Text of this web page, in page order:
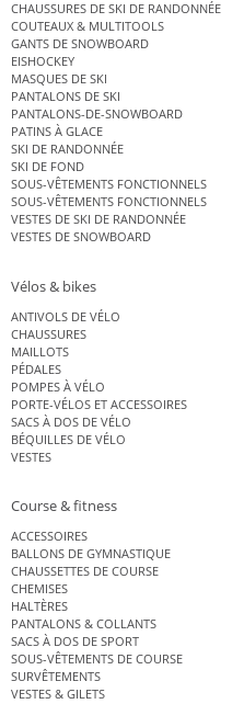
CHAUSSURES DE SKI DE RANDONNÉE
COUTEAUX & MULTITOOLS
GANTS DE SNOWBOARD
EISHOCKEY
MASQUES DE SKI
PANTALONS DE SKI
PANTALONS-DE-SNOWBOARD
PATINS À GLACE
SKI DE RANDONNÉE
SKI DE FOND
SOUS-VÊTEMENTS FONCTIONNELS
SOUS-VÊTEMENTS FONCTIONNELS
VESTES DE SKI DE RANDONNÉE
VESTES DE SNOWBOARD
Vélos & bikes
ANTIVOLS DE VÉLO
CHAUSSURES
MAILLOTS
PÉDALES
POMPES À VÉLO
PORTE-VÉLOS ET ACCESSOIRES
SACS À DOS DE VÉLO
BÉQUILLES DE VÉLO
VESTES
Course & fitness
ACCESSOIRES
BALLONS DE GYMNASTIQUE
CHAUSSETTES DE COURSE
CHEMISES
HALTÈRES
PANTALONS & COLLANTS
SACS À DOS DE SPORT
SOUS-VÊTEMENTS DE COURSE
SURVÊTEMENTS
VESTES & GILETS